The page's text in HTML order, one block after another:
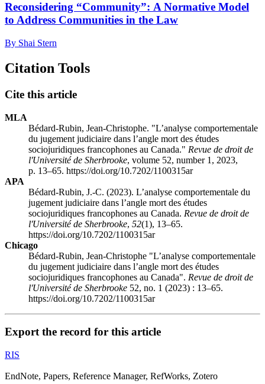
Reconsidering “Community”: A Normative Model
to Address Communities in the Law
By Shai Stern
Citation Tools
Cite this article
MLA
Bédard-Rubin, Jean-Christophe. "L’analyse comportementale
du jugement judiciaire dans l’angle mort des études
sociojuridiques francophones au Canada." Revue de droit de
l'Université de Sherbrooke, volume 52, number 1, 2023,
p. 13–65. https://doi.org/10.7202/1100315ar
APA
Bédard-Rubin, J.-C. (2023). L’analyse comportementale du
jugement judiciaire dans l’angle mort des études
sociojuridiques francophones au Canada. Revue de droit de
l'Université de Sherbrooke, 52(1), 13–65.
https://doi.org/10.7202/1100315ar
Chicago
Bédard-Rubin, Jean-Christophe "L’analyse comportementale
du jugement judiciaire dans l’angle mort des études
sociojuridiques francophones au Canada". Revue de droit de
l'Université de Sherbrooke 52, no. 1 (2023) : 13–65.
https://doi.org/10.7202/1100315ar
Export the record for this article
RIS
EndNote, Papers, Reference Manager, RefWorks, Zotero